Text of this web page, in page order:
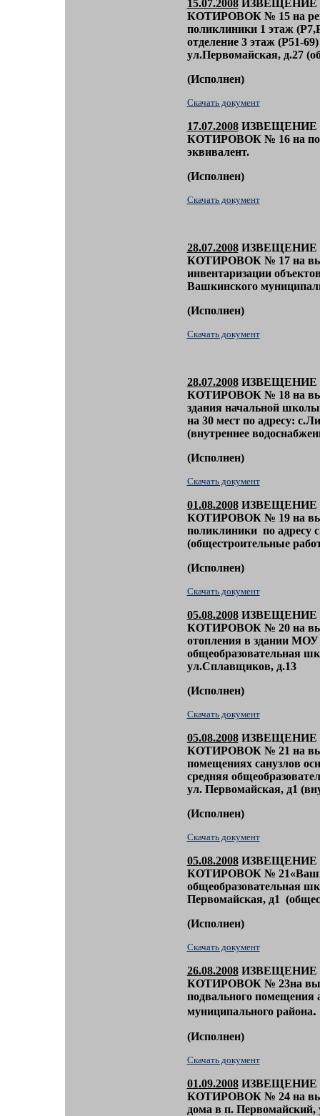
15.07.2008 ИЗВЕЩЕНИЕ
КОТИРОВОК № 15 на
поликлиники 1 этаж
отделение 3 этаж (Р51-
ул.Первомайская, д.27
(Исполнен)
Скачать документ
17.07.2008 ИЗВЕЩЕНИЕ
КОТИРОВОК № 16 на
эквивалент.
(Исполнен)
Скачать документ
28.07.2008 ИЗВЕЩЕНИЕ
КОТИРОВОК № 17 на
инвентаризации
Вашкинского
(Исполнен)
Скачать документ
28.07.2008 ИЗВЕЩЕНИЕ
КОТИРОВОК № 18 на
здания начальной
на 30 мест по адресу:
(внутреннее
(Исполнен)
Скачать документ
01.08.2008 ИЗВЕЩЕНИЕ
КОТИРОВОК № 19 на
поликлиники по адресу
(общестроительные
(Исполнен)
Скачать документ
05.08.2008 ИЗВЕЩЕНИЕ
КОТИРОВОК № 20 на
отопления в здании
общеобразовательная
ул.Сплавщиков, д.13
(Исполнен)
Скачать документ
05.08.2008 ИЗВЕЩЕНИЕ
КОТИРОВОК № 21 на
помещениях санузлов
средняя
ул. Первомайская, д1
(Исполнен)
Скачать документ
05.08.2008 ИЗВЕЩЕНИЕ
КОТИРОВОК № 21
общеобразовательная
Первомайская, д1
(Исполнен)
Скачать документ
26.08.2008 ИЗВЕЩЕНИЕ
КОТИРОВОК № 23на
подвального помещения
муниципального района.
(Исполнен)
Скачать документ
01.09.2008 ИЗВЕЩЕНИЕ
КОТИРОВОК № 24на
дома в п. Первомайский,